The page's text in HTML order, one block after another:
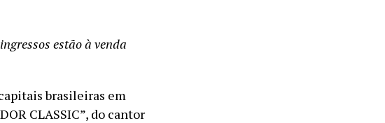
estão à venda
brasileiras em
CLASSIC”, do cantor